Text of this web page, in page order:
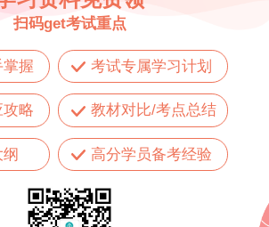
扫码get考试重点
握 考试专属学习计划
略 教材对比/考点总结
高分学员备考经验